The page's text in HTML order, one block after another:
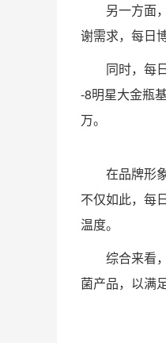
另一方面
谢需求，每日
同时，每
-8明星大金瓶
万。
在品牌形
不仅如此，每
温度。
综合来看
菌产品，以满